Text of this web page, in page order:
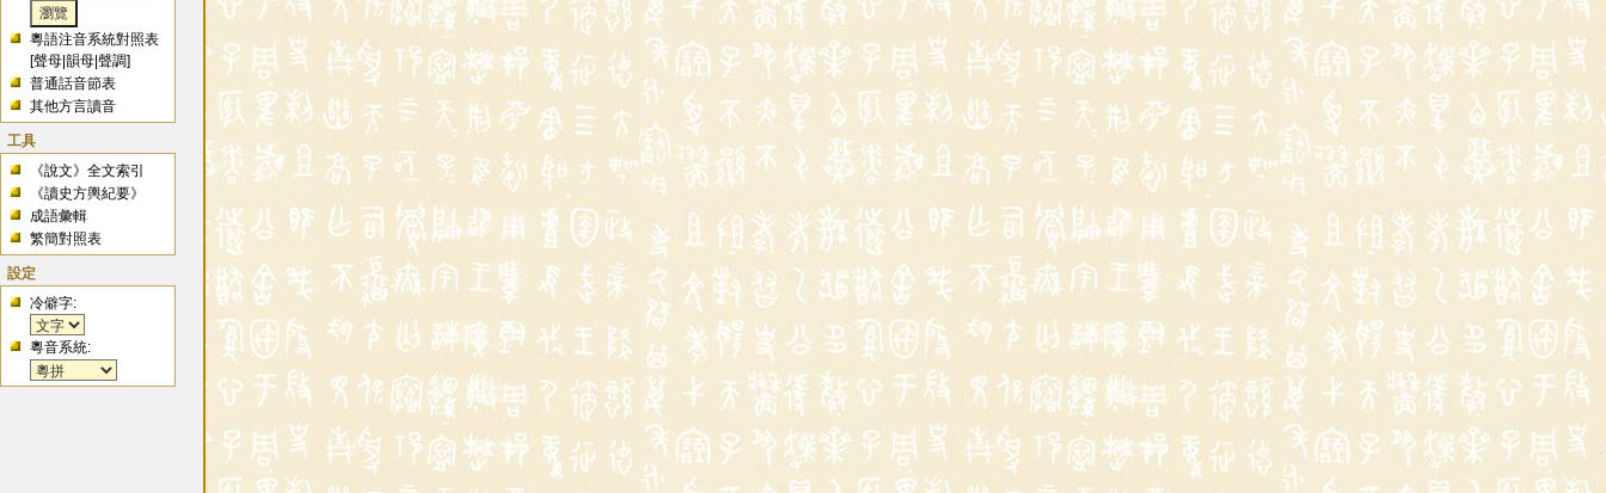
粵語注音系統對照表
[聲母 |韻母 |聲調]
普通話音節表
其他方言讀音
工具
《說文》全文索引
《讀史方輿紀要》
成語彙輯
繁簡對照表
設定
冷僻字:
粵音系統: